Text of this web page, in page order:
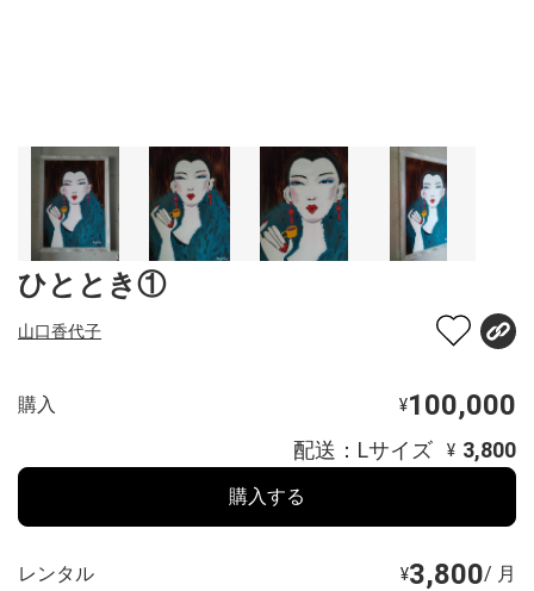
ひととき①
山口香代子
購入 ¥100,000
配送：Lサイズ ¥ 3,800
購入する
レンタル ¥3,800/ 月